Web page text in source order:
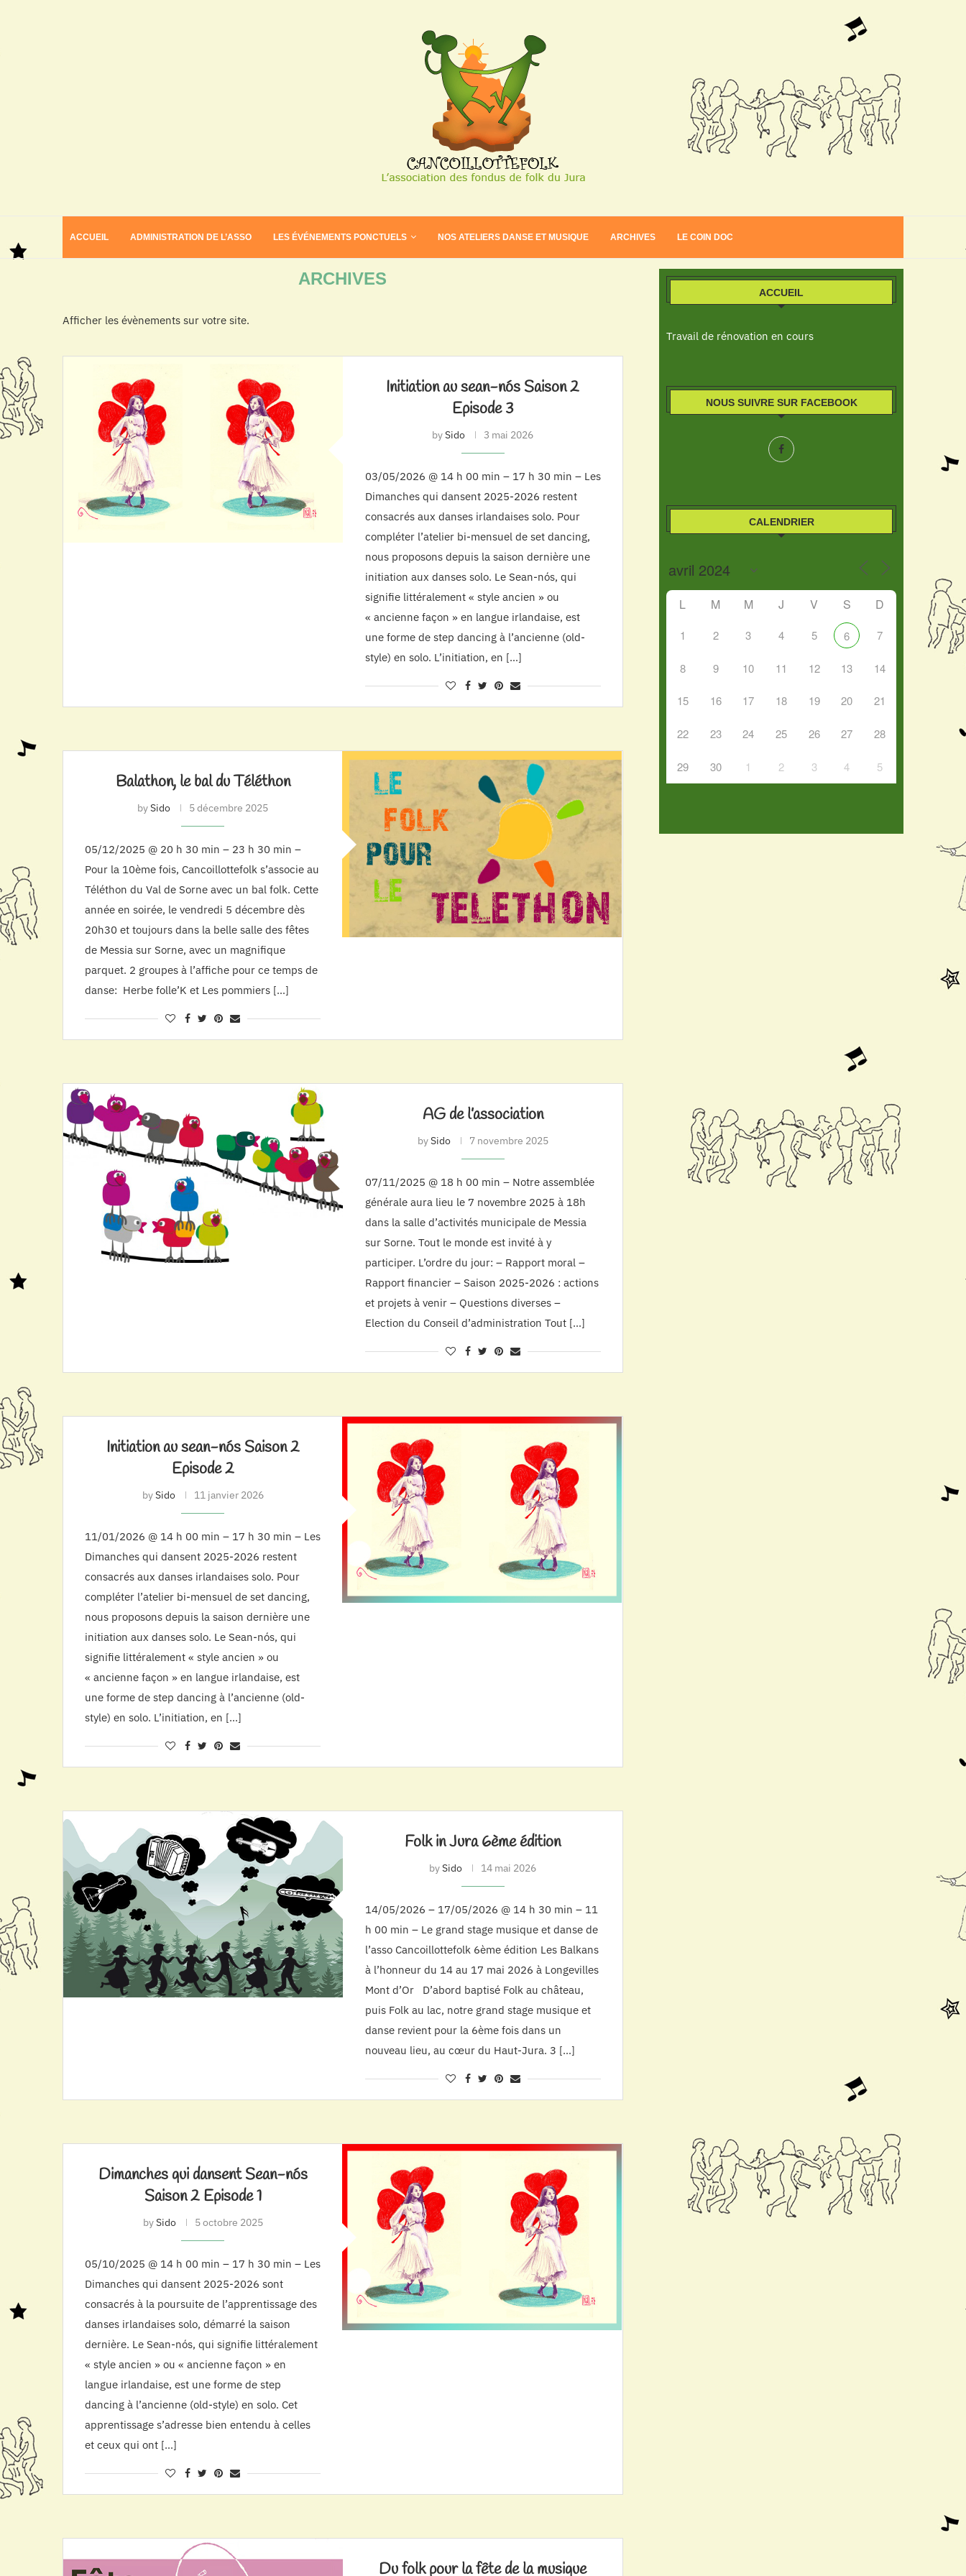
ACCUEIL ADMINISTRATION DE L’ASSO LES ÉVÉNEMENTS PONCTUELS NOS ATELIERS DANSE ET MUSIQUE ARCHIVES LE COIN DOC
ARCHIVES
Afficher les évènements sur votre site.
Initiation au sean-nós Saison 2
Episode 3
bySido 3 mai 2026
03/05/2026 @ 14 h 00 min – 17 h 30 min – Les
Dimanches qui dansent 2025-2026 restent
consacrés aux danses irlandaises solo. Pour
compléter l’atelier bi-mensuel de set dancing,
nous proposons depuis la saison dernière une
initiation aux danses solo. Le Sean-nós, qui
signifie littéralement « style ancien » ou
« ancienne façon » en langue irlandaise, est
une forme de step dancing à l’ancienne (old-
style) en solo. L’initiation, en […]
Balathon, le bal du Téléthon
bySido 5 décembre 2025
05/12/2025 @ 20 h 30 min – 23 h 30 min –
Pour la 10ème fois, Cancoillottefolk s’associe au
Téléthon du Val de Sorne avec un bal folk. Cette
année en soirée, le vendredi 5 décembre dès
20h30 et toujours dans la belle salle des fêtes
de Messia sur Sorne, avec un magnifique
parquet. 2 groupes à l’affiche pour ce temps de
danse: Herbe folle’K et Les pommiers […]
AG de l’association
bySido 7 novembre 2025
07/11/2025 @ 18 h 00 min – Notre assemblée
générale aura lieu le 7 novembre 2025 à 18h
dans la salle d’activités municipale de Messia
sur Sorne. Tout le monde est invité à y
participer. L’ordre du jour: – Rapport moral –
Rapport financier – Saison 2025-2026 : actions
et projets à venir – Questions diverses –
Election du Conseil d’administration Tout […]
Initiation au sean-nós Saison 2
Episode 2
bySido 11 janvier 2026
11/01/2026 @ 14 h 00 min – 17 h 30 min – Les
Dimanches qui dansent 2025-2026 restent
consacrés aux danses irlandaises solo. Pour
compléter l’atelier bi-mensuel de set dancing,
nous proposons depuis la saison dernière une
initiation aux danses solo. Le Sean-nós, qui
signifie littéralement « style ancien » ou
« ancienne façon » en langue irlandaise, est
une forme de step dancing à l’ancienne (old-
style) en solo. L’initiation, en […]
Folk in Jura 6ème édition
bySido 14 mai 2026
14/05/2026 – 17/05/2026 @ 14 h 30 min – 11
h 00 min – Le grand stage musique et danse de
l’asso Cancoillottefolk 6ème édition Les Balkans
à l’honneur du 14 au 17 mai 2026 à Longevilles
Mont d’Or D’abord baptisé Folk au château,
puis Folk au lac, notre grand stage musique et
danse revient pour la 6ème fois dans un
nouveau lieu, au cœur du Haut-Jura. 3 […]
Dimanches qui dansent Sean-nós
Saison 2 Episode 1
bySido 5 octobre 2025
05/10/2025 @ 14 h 00 min – 17 h 30 min – Les
Dimanches qui dansent 2025-2026 sont
consacrés à la poursuite de l’apprentissage des
danses irlandaises solo, démarré la saison
dernière. Le Sean-nós, qui signifie littéralement
« style ancien » ou « ancienne façon » en
langue irlandaise, est une forme de step
dancing à l’ancienne (old-style) en solo. Cet
apprentissage s’adresse bien entendu à celles
et ceux qui ont […]
Du folk pour la fête de la musique
ACCUEIL
Travail de rénovation en cours
NOUS SUIVRE SUR FACEBOOK
CALENDRIER
L M M J V S D
1 2 3 4 5 6 7
8 9 10 11 12 13 14
15 16 17 18 19 20 21
22 23 24 25 26 27 28
29 30 1 2 3 4 5